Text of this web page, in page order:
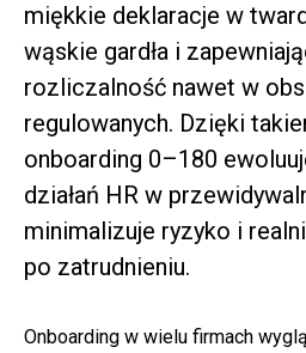
miękkie deklaracje w
wąskie gardła i
rozliczalność nawet w
regulowanych. Dzięki
onboarding 0–180
działań HR w
minimalizuje ryzyko i
po zatrudnieniu.
Onboarding w wielu firmach